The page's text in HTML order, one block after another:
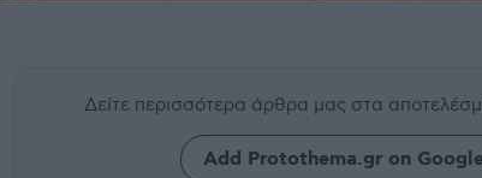
Δείτε περισσότερα άρθρα μας στα
Add Protothema.gr on